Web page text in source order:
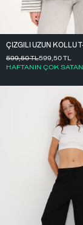
599,50TL
HAFTANIN ÇOK
599,50TL